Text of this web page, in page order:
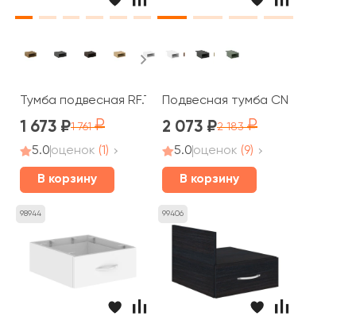
Тумба подвесная RF.TP-001 347x379x169 Рифт / Rift
1 673 1 761
5.0оценок (1)
В корзину
Подвесная тумба CN.PTO-001
2 073 2 183
5.0оценок (9)
В корзину
98944 99406